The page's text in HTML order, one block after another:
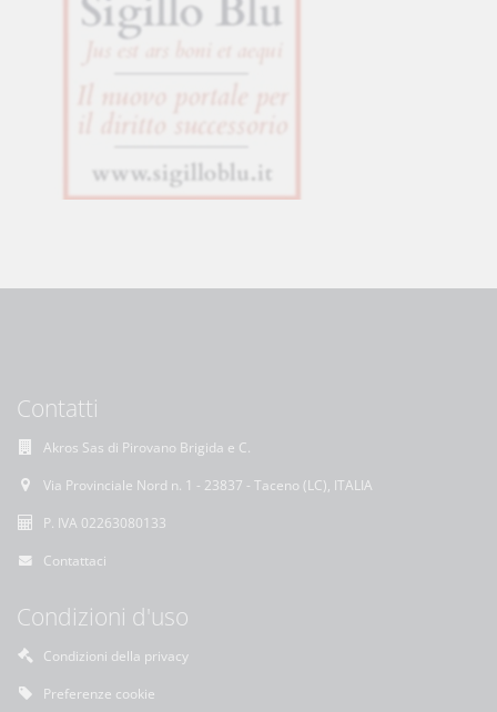
Contatti
Akros Sas di Pirovano Brigida e C.
Via Provinciale Nord n. 1 - 23837 - Taceno (LC), ITALIA
P. IVA 02263080133
Contattaci
Condizioni d'uso
Condizioni della privacy
Preferenze cookie